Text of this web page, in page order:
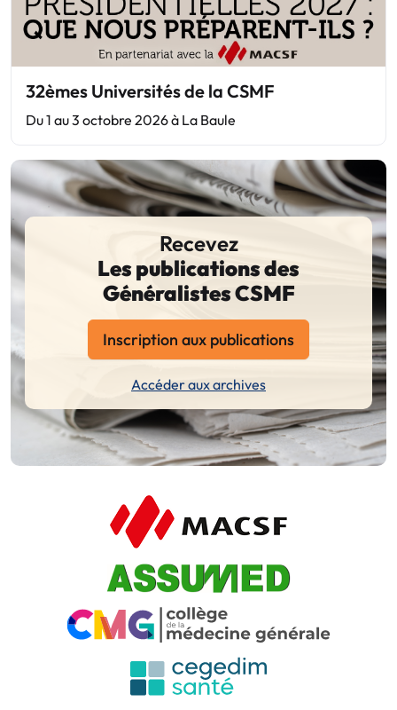
32èmes Universités de la CSMF
Du 1 au 3 octobre 2026 à La Baule
Recevez
Les publications des
Généralistes CSMF
Inscription aux publications
Accéder aux archives